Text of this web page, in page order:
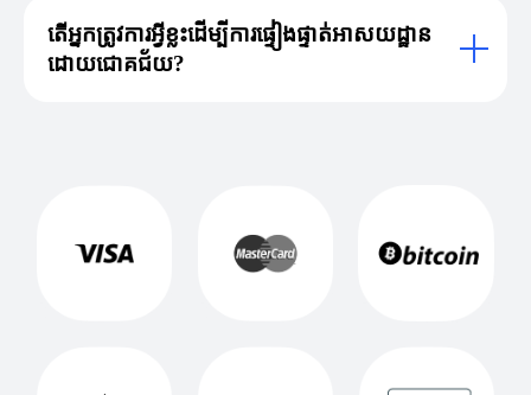
តើអ្នកត្រូវការអ្វីខ្លះដើម្បីការផ្ទៀងផ្ទាត់អាសយដ្ឋាន
ដោយជោគជ័យ?